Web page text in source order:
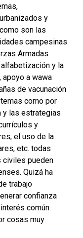
y
son las
campesinas
Armadas
y la
apoyo a wawa
de vacunación
como por
y las estrategias
y
el uso de la
etc. todas
civiles pueden
Quizá ha
trabajo
confianza
común.
cosas muy